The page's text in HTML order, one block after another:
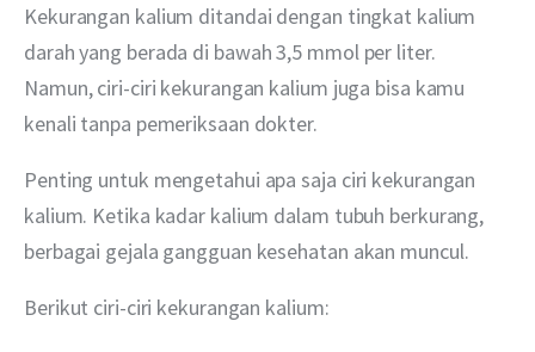
Kekurangan kalium ditandai dengan tingkat kalium
darah yang berada di bawah 3,5 mmol per liter.
Namun, ciri-ciri kekurangan kalium juga bisa kamu
kenali tanpa pemeriksaan dokter.
Penting untuk mengetahui apa saja ciri kekurangan
kalium. Ketika kadar kalium dalam tubuh berkurang,
berbagai gejala gangguan kesehatan akan muncul.
Berikut ciri-ciri kekurangan kalium: